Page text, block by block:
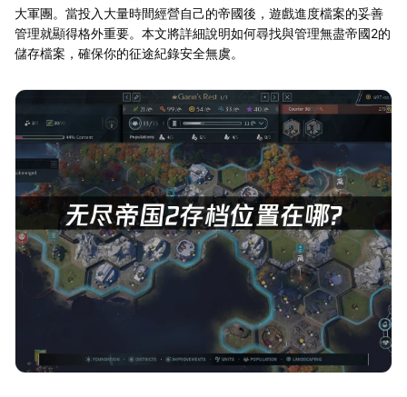
大軍團。當投入大量時間經營自己的帝國後，遊戲進度檔案的妥善
管理就顯得格外重要。本文將詳細說明如何尋找與管理無盡帝國2的
儲存檔案，確保你的征途紀錄安全無虞。